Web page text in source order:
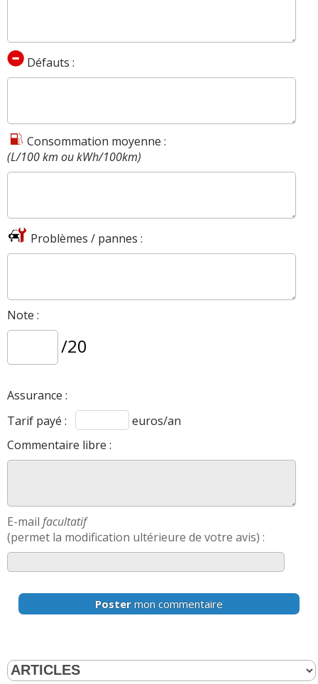
Défauts :
Consommation moyenne :
(L/100 km ou kWh/100km)
Problèmes / pannes :
Note :
/20
Assurance :
Tarif payé :
euros/an
Commentaire libre :
E-mail facultatif
(permet la modification ultérieure de votre avis) :
Poster mon commentaire